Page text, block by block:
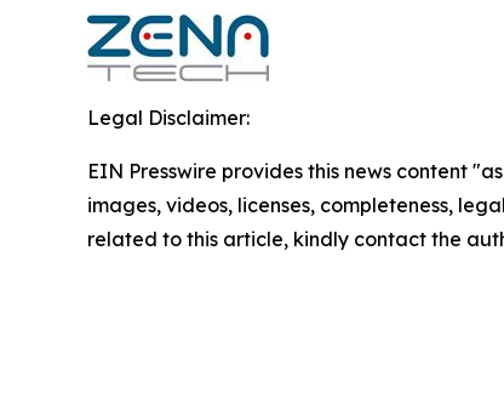
Legal Disclaimer:
EIN Presswire provides this news content
images, videos, licenses, completeness,
related to this article, kindly contact the